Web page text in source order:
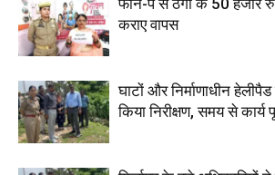
फोन-पे से ठगी के 50 हजार
कराए वापस
घाटों और निर्माणाधीन
किया निरीक्षण, समय से कार्य